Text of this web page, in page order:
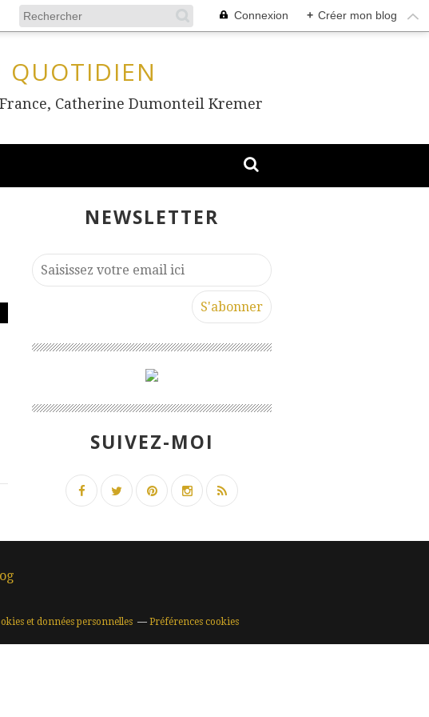
Connexion + Créer mon blog
QUOTIDIEN
Catherine Dumonteil Kremer
NEWSLETTER
SUIVEZ-MOI
et données personnelles Préférences cookies